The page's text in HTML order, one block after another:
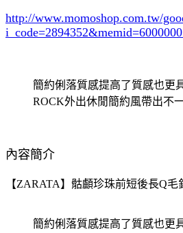
http://www.momoshop.com.tw/
i_code=2894352
簡約俐落質感提高了質感也更
ROCK外出休閒簡約風帶出不
內容簡介
【ZARATA】骷顱珍珠前短後長Q毛
簡約俐落質感提高了質感也更